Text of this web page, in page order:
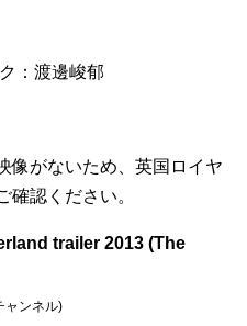
：渡邊峻郁
像がないため、英国ロイヤ
確認ください。
trailer 2013 (The
ャンネル)